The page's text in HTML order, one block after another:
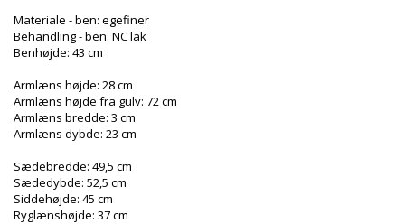
Materiale - ben: egefiner
Behandling - ben: NC lak
Benhøjde: 43 cm
Armlæns højde: 28 cm
Armlæns højde fra gulv: 72 cm
Armlæns bredde: 3 cm
Armlæns dybde: 23 cm
Sædebredde: 49,5 cm
Sædedybde: 52,5 cm
Siddehøjde: 45 cm
Ryglænshøjde: 37 cm